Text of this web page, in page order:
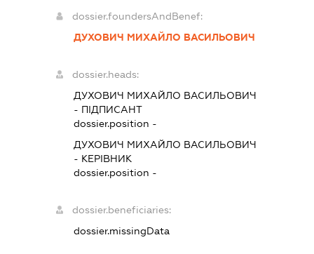
dossier.foundersAndBenef:
ДУХОВИЧ МИХАЙЛО ВАСИЛЬОВИЧ
dossier.heads:
ДУХОВИЧ МИХАЙЛО ВАСИЛЬОВИЧ
- ПІДПИСАНТ
dossier.position -
ДУХОВИЧ МИХАЙЛО ВАСИЛЬОВИЧ
- КЕРІВНИК
dossier.position -
dossier.beneficiaries:
dossier.missingData